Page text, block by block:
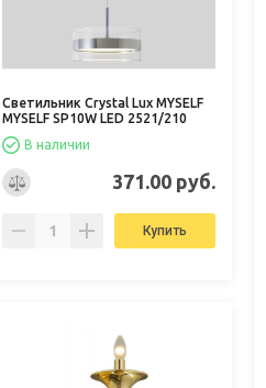
Светильник Crystal Lux MYSELF
MYSELF SP10W LED 2521/210
В наличии
371.00 руб.
Купить